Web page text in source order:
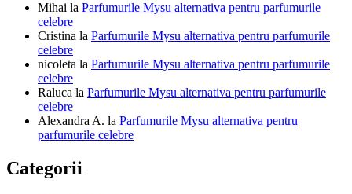
Mihai la Parfumurile Mysu alternativa pentru parfumurile
celebre
Cristina la Parfumurile Mysu alternativa pentru parfumurile
celebre
nicoleta la Parfumurile Mysu alternativa pentru parfumurile
celebre
Raluca la Parfumurile Mysu alternativa pentru parfumurile
celebre
Alexandra A. la Parfumurile Mysu alternativa pentru
parfumurile celebre
Categorii